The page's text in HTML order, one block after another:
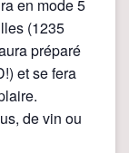
en mode 5
(1235
préparé
et se fera
de vin ou